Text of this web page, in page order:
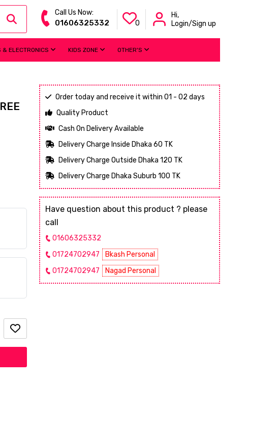
Call Us Now:
01606325332 0
Hi,
Login/Sign up
& ELECTRONICS KIDS ZONE OTHER'S
Order today and receive it within 01 - 02 days
Quality Product
Cash On Delivery Available
Delivery Charge Inside Dhaka 60 TK
Delivery Charge Outside Dhaka 120 TK
Delivery Charge Dhaka Suburb 100 TK
Have question about this product ? please
call
01606325332
01724702947
Bkash Personal
01724702947
Nagad Personal